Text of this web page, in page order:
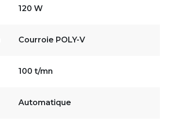
120 W
Courroie POLY-V
100 t/mn
Automatique